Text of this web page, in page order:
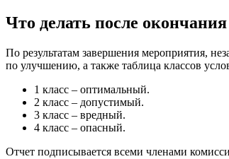
Что делать после
По результатам завершения мероприятия,
по улучшению, а также таблица классов
1 класс – оптимальный.
2 класс – допустимый.
3 класс – вредный.
4 класс – опасный.
Отчет подписывается всеми членами